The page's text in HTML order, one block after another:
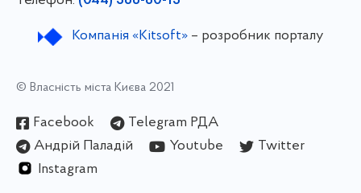
Компанія «Kitsoft»– розробник порталу
© Власність міста Києва 2021
Facebook
Telegram РДА
Андрій Паладій
Youtube
Twitter
Instagram